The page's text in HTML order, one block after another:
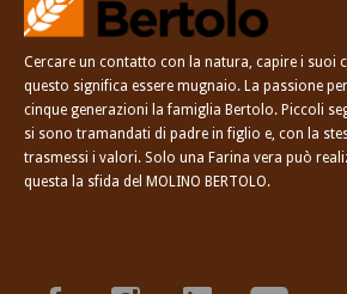
Cercare un contatto con la natura, capire i suoi
questo significa essere mugnaio. La passione
cinque generazioni la famiglia Bertolo. Piccoli
si sono tramandati di padre in figlio e, con la
trasmessi i valori. Solo una Farina vera può
questa la sfida del MOLINO BERTOLO.